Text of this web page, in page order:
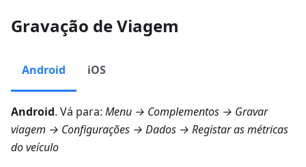
Gravação de Viagem
Android iOS
Android. Vá para: Menu → Complementos → Gravar
viagem → Configurações → Dados → Registar as métricas
do veículo